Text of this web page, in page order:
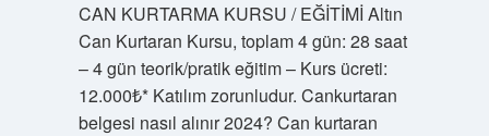
CAN KURTARMA KURSU / EĞİTİMİ Altın
Can Kurtaran Kursu, toplam 4 gün: 28 saat
– 4 gün teorik/pratik eğitim – Kurs ücreti:
12.000₺* Katılım zorunludur. Cankurtaran
belgesi nasıl alınır 2024? Can kurtaran